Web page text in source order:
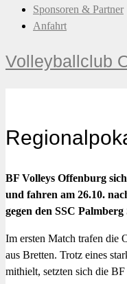
Sponsoren & Partner
Anfahrt
Volleyballclub
BF Volleys Offenburg
und fahren am 26.10.
gegen den SSC
Im ersten Match trafen die
aus Bretten. Trotz eines
mithielt, setzten sich die